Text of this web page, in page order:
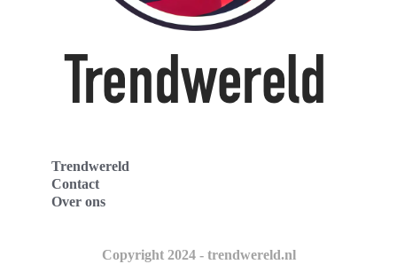
Trendwereld
Contact
Over ons
Copyright 2024 - trendwereld.nl